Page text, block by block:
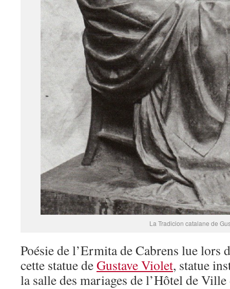
La Tradicion catalane de
Poésie de l’Ermita de Cabrens lue lors
cette statue deGustave Violet, statue
la salle des mariages de l’Hôtel de